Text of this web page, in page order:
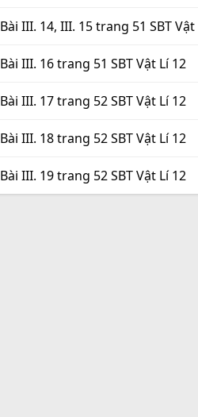
Bài III. 14, III. 15 trang 51 SBT Vật
Bài III. 16 trang 51 SBT Vật Lí 12
Bài III. 17 trang 52 SBT Vật Lí 12
Bài III. 18 trang 52 SBT Vật Lí 12
Bài III. 19 trang 52 SBT Vật Lí 12